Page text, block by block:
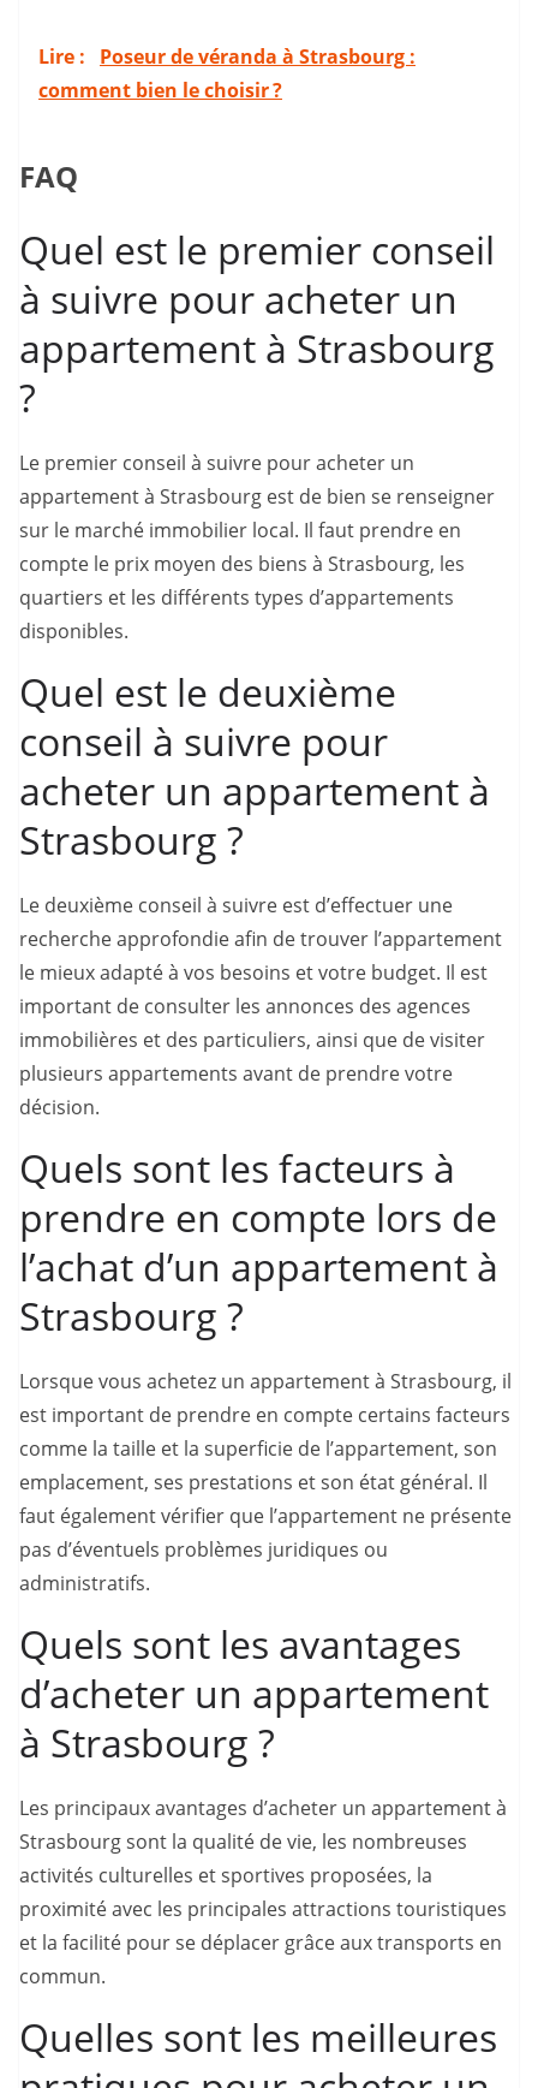
Lire :
Poseur de véranda à Strasbourg :
comment bien le choisir ?
FAQ
Quel est le premier conseil
à suivre pour acheter un
appartement à Strasbourg
?
Le premier conseil à suivre pour acheter un
appartement à Strasbourg est de bien se renseigner
sur le marché immobilier local. Il faut prendre en
compte le prix moyen des biens à Strasbourg, les
quartiers et les différents types d’appartements
disponibles.
Quel est le deuxième
conseil à suivre pour
acheter un appartement à
Strasbourg ?
Le deuxième conseil à suivre est d’effectuer une
recherche approfondie afin de trouver l’appartement
le mieux adapté à vos besoins et votre budget. Il est
important de consulter les annonces des agences
immobilières et des particuliers, ainsi que de visiter
plusieurs appartements avant de prendre votre
décision.
Quels sont les facteurs à
prendre en compte lors de
l’achat d’un appartement à
Strasbourg ?
Lorsque vous achetez un appartement à Strasbourg, il
est important de prendre en compte certains facteurs
comme la taille et la superficie de l’appartement, son
emplacement, ses prestations et son état général. Il
faut également vérifier que l’appartement ne présente
pas d’éventuels problèmes juridiques ou
administratifs.
Quels sont les avantages
d’acheter un appartement
à Strasbourg ?
Les principaux avantages d’acheter un appartement à
Strasbourg sont la qualité de vie, les nombreuses
activités culturelles et sportives proposées, la
proximité avec les principales attractions touristiques
et la facilité pour se déplacer grâce aux transports en
commun.
Quelles sont les meilleures